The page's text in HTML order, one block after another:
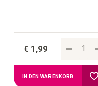
€ 1,99
IN DEN WARENKORB